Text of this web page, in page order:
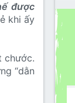
được
khi ấy
chước.
“dằn